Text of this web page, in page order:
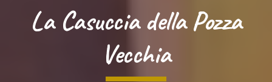
La Casuccia della Pozza
Vecchia